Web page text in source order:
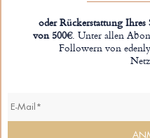
oder Rückerstattung
von 500€. Unter allen
Followern von